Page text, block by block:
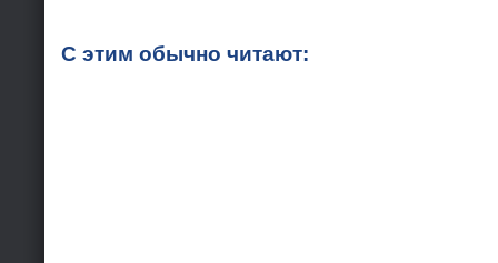
С этим обычно читают: